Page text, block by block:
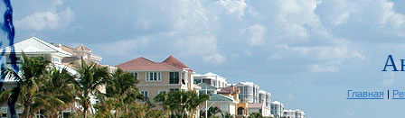
Главная |